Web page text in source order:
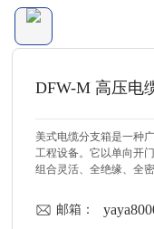
DFW-M 高压电
美式电缆分支箱是一种
工程设备。它以单向开
组合灵活、全绝缘、全
邮箱：